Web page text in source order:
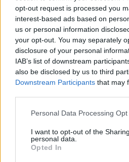
opt-out request is processed you
interest-based ads based on
us or personal information
your opt-out. You may separately
disclosure of your personal
IAB’s list of downstream
also be disclosed by us to third
Downstream Participants that may
Personal Data Processing
I want to opt-out of the
personal data.
Opted In
09 Maggio 2026
Il difensore del West Ham
squadra a non mollare nella corsa
possiamo ribaltare tutto”.
West Ham e
10 minuti di follia. Che
lotta per la
26 Aprile 2026
lotta per la salvezza